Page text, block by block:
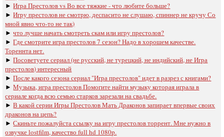
►Игра Престолов vs Во все тяжкие - что любите больше?
►Игру престолов не смотрю, деспасито не слушаю, спиннер не кручу Со
мной явно что-то не так)
►что лучше начать смотреть скам или игру престолов?
►Где смотрите игра престолов 7 сезон? Надо в хорошем качестве.
Тореннта нет.
►Посоветуете сериал (не русский, не турецкий, не индийский, не Игра
престолов) интересный
►После какого сезона сериал "Игра престолов" идет в разрез с книгами?
►Музыка, игра престолов Помогите найти музыку которая играла в
сериале когда всю семью старков зарезали на свадьбе.
►В какой серии Игры Престолов Мать Драконов запирает впервые своих
драконов на цепь?
►Скиньте пожалуйста ссылку на игру престолов торрент. Мне нужно в
озвучке lostfilm, качество full hd 1080p.